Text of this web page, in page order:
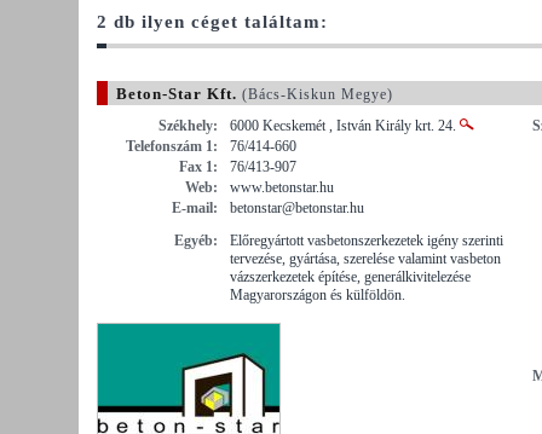
2 db ilyen céget találtam:
Beton-Star Kft. (Bács-Kiskun Megye)
Székhely:
6000 Kecskemét , István Király krt. 24.
Telefonszám 1:
76/414-660
Fax 1:
76/413-907
Web:
www.betonstar.hu
E-mail:
betonstar@betonstar.hu
Egyéb:
Előregyártott vasbetonszerkezetek igény szerinti
tervezése, gyártása, szerelése valamint vasbeton
vázszerkezetek építése, generálkivitelezése
Magyarországon és külföldön.